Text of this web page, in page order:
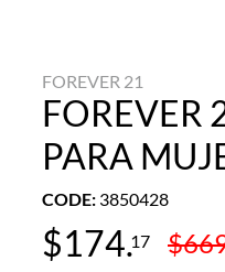
FOREVER 21
FOREVER
PARA
CODE: 3850428
$174.17 $